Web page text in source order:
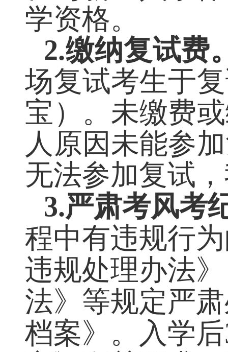
1.体检工作。
检与新生入学
学资格。
2. 缴纳复试费
场复试考生于
宝）。未缴费
人原因未能参
无法参加复试
3.严肃考风考
程中有违规行
违规处理办法